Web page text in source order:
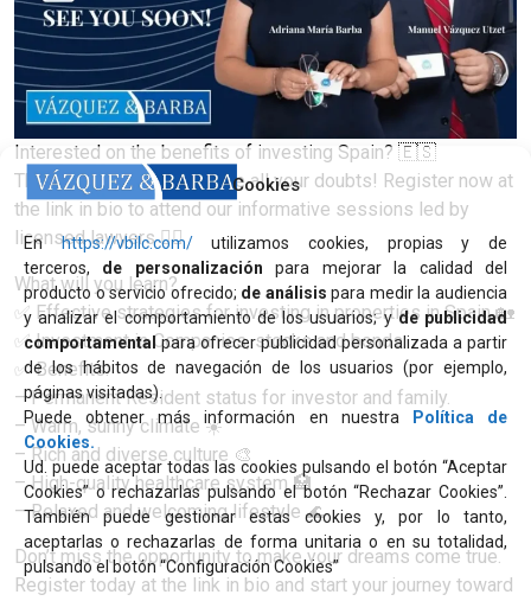
Cookies
Enhttps://vbilc.com/utilizamos cookies, propias y de
terceros, de personalización para mejorar la calidad del
producto o servicio ofrecido; de análisis para medir la audiencia
y analizar el comportamiento de los usuarios; yde publicidad
comportamentalpara ofrecer publicidad personalizada a partir
de los hábitos de navegación de los usuarios (por ejemplo,
páginas visitadas).
Puede obtener más información en nuestra
Política de
Cookies.
Ud. puede aceptar todas las cookies pulsando el botón “Aceptar
Cookies” o rechazarlas pulsando el botón “Rechazar Cookies”.
También puede gestionar estas cookies y, por lo tanto,
aceptarlas o rechazarlas de forma unitaria o en su totalidad,
pulsando el botón “Configuración Cookies”
Interested on the benefits of investing Spain? 🇪🇸
This is your chance to solve all your doubts! Register now at
the link in bio to attend our informative sessions led by
licensed lawyers 🧑‍⚖️
What will you learn?
✅ Effective strategies for investing in properties in Spain 🏡
✅ Investment in Companies, stocks and bonds.
✅ Benefits:
– Permanent Resident status for investor and family.
– Warm, sunny climate ☀️
– Rich and diverse culture 🎨
– High-quality healthcare system 🏥
– Relaxed and welcoming lifestyle 🌊
Don’t miss the opportunity to make your dreams come true.
Register today at the link in bio and start your journey toward